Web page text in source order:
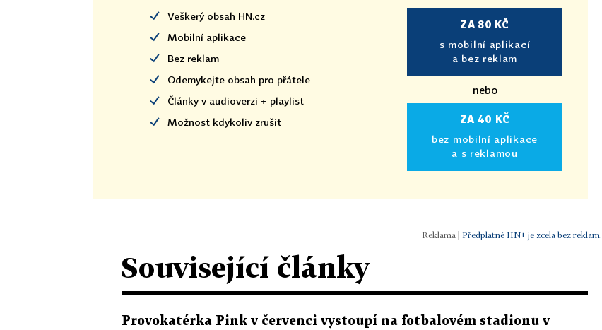
Veškerý obsah HN.cz
Mobilní aplikace
Bez reklam
Odemykejte obsah pro přátele
Články v audioverzi + playlist
Možnost kdykoliv zrušit
ZA 80 KČ
s mobilní aplikací
a bez reklam
nebo
ZA 40 KČ
bez mobilní aplikace
a s reklamou
Předplatné HN+ je zcela bez reklam.
Související články
Provokatérka Pink v červenci vystoupí na fotbalovém stadionu v